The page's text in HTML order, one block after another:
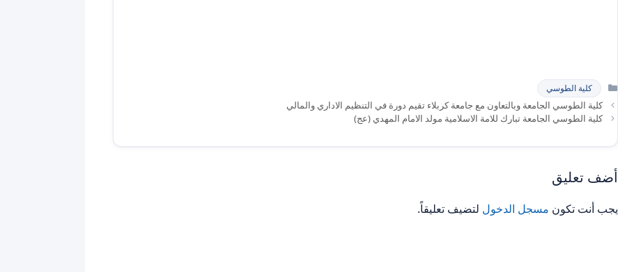
التصنيفات
كلية الطوسي
كلية الطوسي الجامعة وبالتعاون مع جامعة كربلاء تقيم دورة في التنظيم الاداري والمالي
كلية الطوسي الجامعة تبارك للامة الاسلامية مولد الامام المهدي (عج)
أضف تعليق
يجب أنت تكون مسجل الدخول لتضيف تعليقاً.